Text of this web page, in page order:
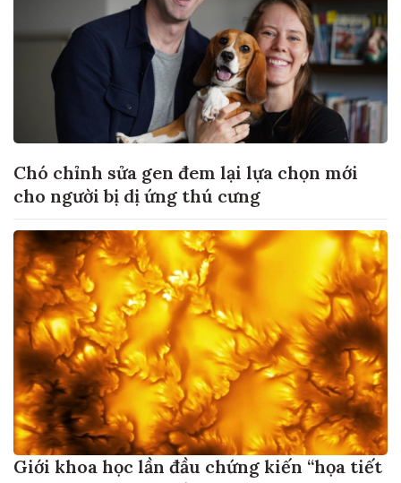
Chó chỉnh sửa gen đem lại lựa chọn mới
cho người bị dị ứng thú cưng
Giới khoa học lần đầu chứng kiến “họa tiết